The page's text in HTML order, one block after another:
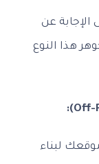
الإجابة عن
هذا النوع
لبناء